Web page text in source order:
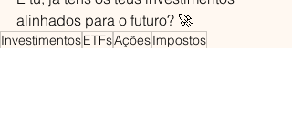
alinhados para o futuro? 🚀
InvestimentosETFsAçõesImpostos